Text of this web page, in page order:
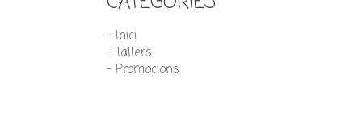
- Inici
- Tallers
- Promocions